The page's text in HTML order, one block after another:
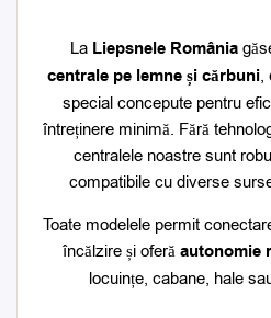
La Liepsnele România
centrale pe lemne și cărbuni,
special concepute pentru
întreținere minimă. Fără
centralele noastre sunt
compatibile cu diverse
Toate modelele permit
încălzire și oferă autonomie
locuințe, cabane, hale